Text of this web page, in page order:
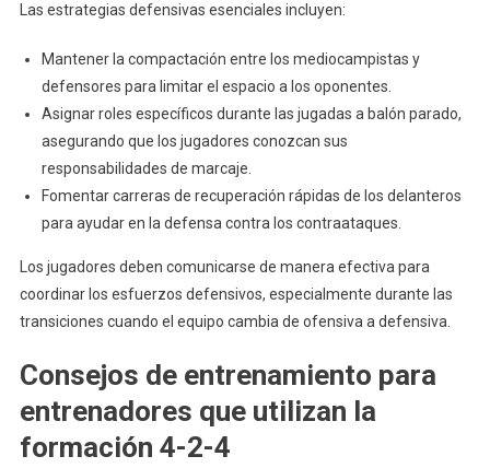
Las estrategias defensivas esenciales incluyen:
Mantener la compactación entre los mediocampistas y
defensores para limitar el espacio a los oponentes.
Asignar roles específicos durante las jugadas a balón parado,
asegurando que los jugadores conozcan sus
responsabilidades de marcaje.
Fomentar carreras de recuperación rápidas de los delanteros
para ayudar en la defensa contra los contraataques.
Los jugadores deben comunicarse de manera efectiva para
coordinar los esfuerzos defensivos, especialmente durante las
transiciones cuando el equipo cambia de ofensiva a defensiva.
Consejos de entrenamiento para
entrenadores que utilizan la
formación 4-2-4